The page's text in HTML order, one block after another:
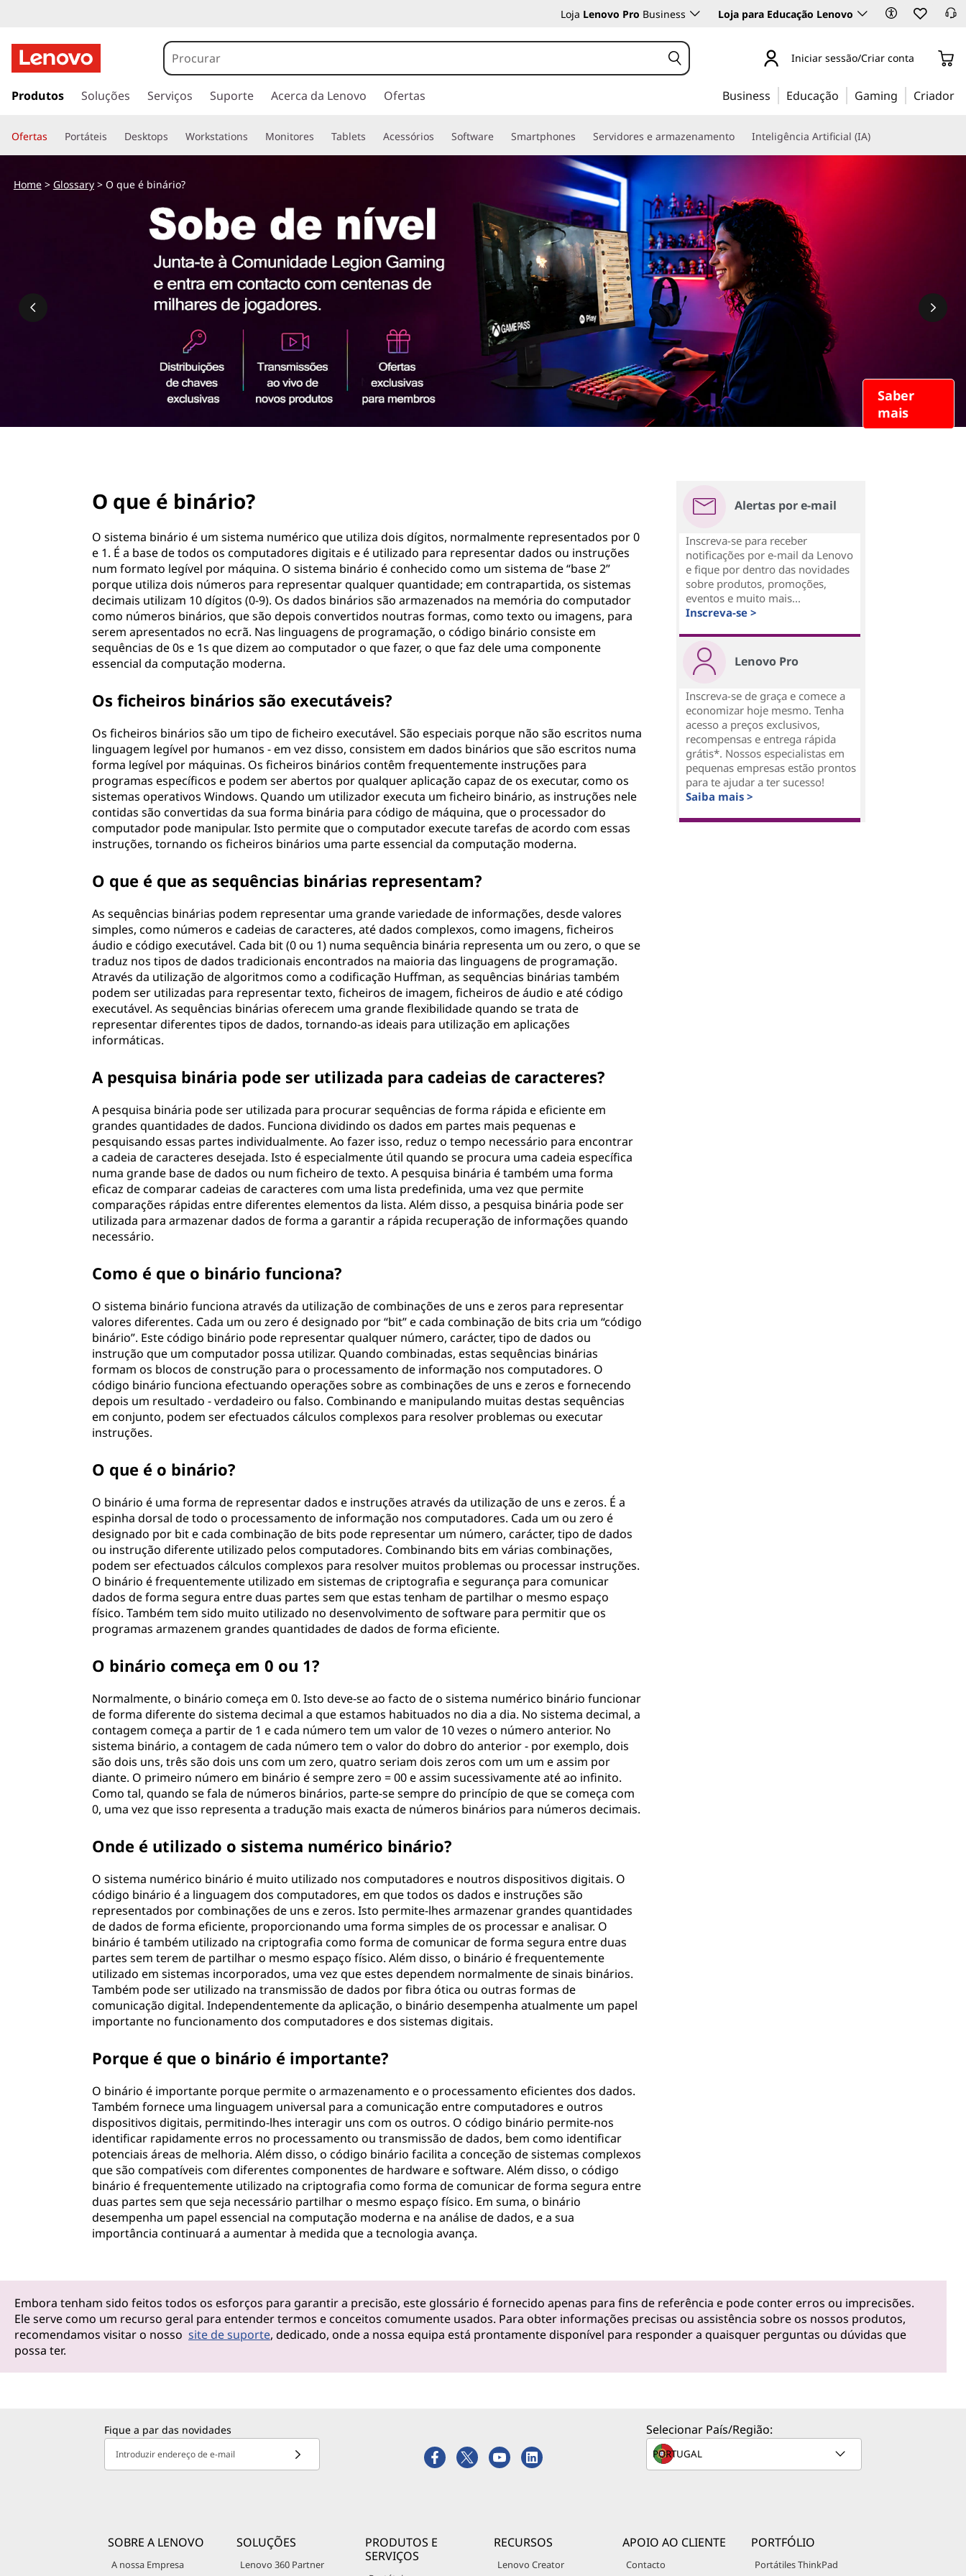
Loja Lenovo Pro Business Loja para Educação Lenovo
a
a
r
a
n
Iniciar sessão/Criar conta
Produtos Soluções Serviços Suporte Acerca da Lenovo Ofertas Business Educação Gaming Criador
Ofertas Portáteis Desktops Workstations Monitores Tablets Acessórios Software Smartphones Servidores e armazenamento Inteligência Artificial (IA)
Saber
mais
Home> Glossary> O que é binário?
O que é binário?
O sistema binário é um sistema numérico que utiliza dois dígitos, normalmente representados por 0
e 1. É a base de todos os computadores digitais e é utilizado para representar dados ou instruções
num formato legível por máquina. O sistema binário é conhecido como um sistema de “base 2”
porque utiliza dois números para representar qualquer quantidade; em contrapartida, os sistemas
decimais utilizam 10 dígitos (0-9). Os dados binários são armazenados na memória do computador
como números binários, que são depois convertidos noutras formas, como texto ou imagens, para
serem apresentados no ecrã. Nas linguagens de programação, o código binário consiste em
sequências de 0s e 1s que dizem ao computador o que fazer, o que faz dele uma componente
essencial da computação moderna.
Os ficheiros binários são executáveis?
Os ficheiros binários são um tipo de ficheiro executável. São especiais porque não são escritos numa
linguagem legível por humanos - em vez disso, consistem em dados binários que são escritos numa
forma legível por máquinas. Os ficheiros binários contêm frequentemente instruções para
programas específicos e podem ser abertos por qualquer aplicação capaz de os executar, como os
sistemas operativos Windows. Quando um utilizador executa um ficheiro binário, as instruções nele
contidas são convertidas da sua forma binária para código de máquina, que o processador do
computador pode manipular. Isto permite que o computador execute tarefas de acordo com essas
instruções, tornando os ficheiros binários uma parte essencial da computação moderna.
O que é que as sequências binárias representam?
As sequências binárias podem representar uma grande variedade de informações, desde valores
simples, como números e cadeias de caracteres, até dados complexos, como imagens, ficheiros
áudio e código executável. Cada bit (0 ou 1) numa sequência binária representa um ou zero, o que se
traduz nos tipos de dados tradicionais encontrados na maioria das linguagens de programação.
Através da utilização de algoritmos como a codificação Huffman, as sequências binárias também
podem ser utilizadas para representar texto, ficheiros de imagem, ficheiros de áudio e até código
executável. As sequências binárias oferecem uma grande flexibilidade quando se trata de
representar diferentes tipos de dados, tornando-as ideais para utilização em aplicações
informáticas.
A pesquisa binária pode ser utilizada para cadeias de caracteres?
A pesquisa binária pode ser utilizada para procurar sequências de forma rápida e eficiente em
grandes quantidades de dados. Funciona dividindo os dados em partes mais pequenas e
pesquisando essas partes individualmente. Ao fazer isso, reduz o tempo necessário para encontrar
a cadeia de caracteres desejada. Isto é especialmente útil quando se procura uma cadeia específica
numa grande base de dados ou num ficheiro de texto. A pesquisa binária é também uma forma
eficaz de comparar cadeias de caracteres com uma lista predefinida, uma vez que permite
comparações rápidas entre diferentes elementos da lista. Além disso, a pesquisa binária pode ser
utilizada para armazenar dados de forma a garantir a rápida recuperação de informações quando
necessário.
Como é que o binário funciona?
O sistema binário funciona através da utilização de combinações de uns e zeros para representar
valores diferentes. Cada um ou zero é designado por “bit” e cada combinação de bits cria um “código
binário”. Este código binário pode representar qualquer número, carácter, tipo de dados ou
instrução que um computador possa utilizar. Quando combinadas, estas sequências binárias
formam os blocos de construção para o processamento de informação nos computadores. O
código binário funciona efectuando operações sobre as combinações de uns e zeros e fornecendo
depois um resultado - verdadeiro ou falso. Combinando e manipulando muitas destas sequências
em conjunto, podem ser efectuados cálculos complexos para resolver problemas ou executar
instruções.
O que é o binário?
O binário é uma forma de representar dados e instruções através da utilização de uns e zeros. É a
espinha dorsal de todo o processamento de informação nos computadores. Cada um ou zero é
designado por bit e cada combinação de bits pode representar um número, carácter, tipo de dados
ou instrução diferente utilizado pelos computadores. Combinando bits em várias combinações,
podem ser efectuados cálculos complexos para resolver muitos problemas ou processar instruções.
O binário é frequentemente utilizado em sistemas de criptografia e segurança para comunicar
dados de forma segura entre duas partes sem que estas tenham de partilhar o mesmo espaço
físico. Também tem sido muito utilizado no desenvolvimento de software para permitir que os
programas armazenem grandes quantidades de dados de forma eficiente.
O binário começa em 0 ou 1?
Normalmente, o binário começa em 0. Isto deve-se ao facto de o sistema numérico binário funcionar
de forma diferente do sistema decimal a que estamos habituados no dia a dia. No sistema decimal, a
contagem começa a partir de 1 e cada número tem um valor de 10 vezes o número anterior. No
sistema binário, a contagem de cada número tem o valor do dobro do anterior - por exemplo, dois
são dois uns, três são dois uns com um zero, quatro seriam dois zeros com um um e assim por
diante. O primeiro número em binário é sempre zero = 00 e assim sucessivamente até ao infinito.
Como tal, quando se fala de números binários, parte-se sempre do princípio de que se começa com
0, uma vez que isso representa a tradução mais exacta de números binários para números decimais.
Onde é utilizado o sistema numérico binário?
O sistema numérico binário é muito utilizado nos computadores e noutros dispositivos digitais. O
código binário é a linguagem dos computadores, em que todos os dados e instruções são
representados por combinações de uns e zeros. Isto permite-lhes armazenar grandes quantidades
de dados de forma eficiente, proporcionando uma forma simples de os processar e analisar. O
binário é também utilizado na criptografia como forma de comunicar de forma segura entre duas
partes sem terem de partilhar o mesmo espaço físico. Além disso, o binário é frequentemente
utilizado em sistemas incorporados, uma vez que estes dependem normalmente de sinais binários.
Também pode ser utilizado na transmissão de dados por fibra ótica ou outras formas de
comunicação digital. Independentemente da aplicação, o binário desempenha atualmente um papel
importante no funcionamento dos computadores e dos sistemas digitais.
Porque é que o binário é importante?
O binário é importante porque permite o armazenamento e o processamento eficientes dos dados.
Também fornece uma linguagem universal para a comunicação entre computadores e outros
dispositivos digitais, permitindo-lhes interagir uns com os outros. O código binário permite-nos
identificar rapidamente erros no processamento ou transmissão de dados, bem como identificar
potenciais áreas de melhoria. Além disso, o código binário facilita a conceção de sistemas complexos
que são compatíveis com diferentes componentes de hardware e software. Além disso, o código
binário é frequentemente utilizado na criptografia como forma de comunicar de forma segura entre
duas partes sem que seja necessário partilhar o mesmo espaço físico. Em suma, o binário
desempenha um papel essencial na computação moderna e na análise de dados, e a sua
importância continuará a aumentar à medida que a tecnologia avança.
Alertas por e-mail
Inscreva-se para receber
notificações por e-mail da Lenovo
e fique por dentro das novidades
sobre produtos, promoções,
eventos e muito mais...
Inscreva-se >
Lenovo Pro
Inscreva-se de graça e comece a
economizar hoje mesmo. Tenha
acesso a preços exclusivos,
recompensas e entrega rápida
grátis*. Nossos especialistas em
pequenas empresas estão prontos
para te ajudar a ter sucesso!
Saiba mais >
Embora tenham sido feitos todos os esforços para garantir a precisão, este glossário é fornecido apenas para fins de referência e pode conter erros ou imprecisões.
Ele serve como um recurso geral para entender termos e conceitos comumente usados. Para obter informações precisas ou assistência sobre os nossos produtos,
recomendamos visitar o nosso site de suporte, dedicado, onde a nossa equipa está prontamente disponível para responder a quaisquer perguntas ou dúvidas que
possa ter.
Fique a par das novidades
Introduzir endereço de e-mail
Selecionar País/Região:
SOBRE A LENOVO
A nossa Empresa
SOLUÇÕES
Lenovo 360 Partner
PRODUTOS E
SERVIÇOS
RECURSOS
Lenovo Creator
APOIO AO CLIENTE
Contacto
PORTFÓLIO
Portátiles ThinkPad